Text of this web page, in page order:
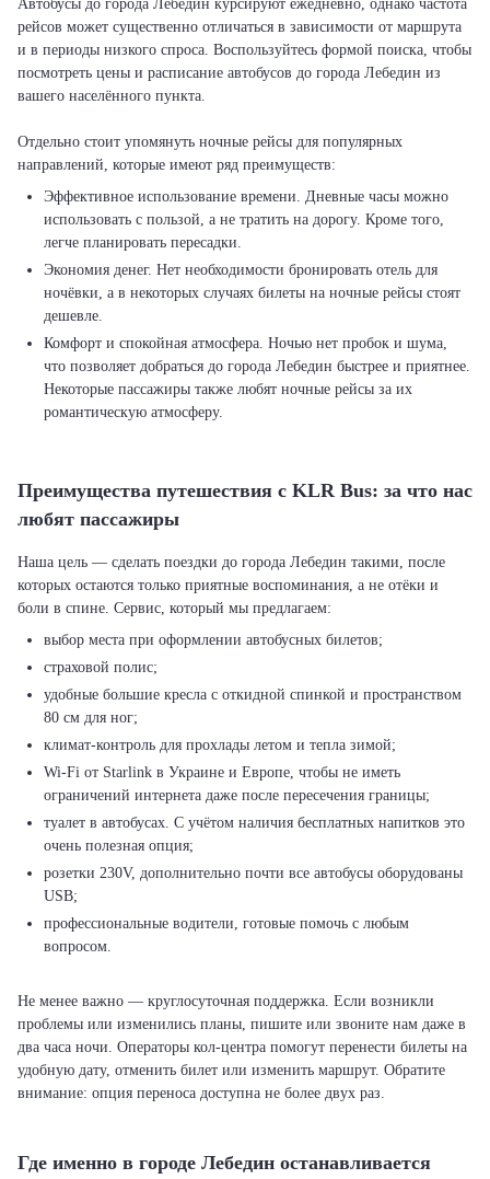
Автобусы до города Лебедин курсируют ежедневно, однако частота
рейсов может существенно отличаться в зависимости от маршрута
и в периоды низкого спроса. Воспользуйтесь формой поиска, чтобы
посмотреть цены и расписание автобусов до города Лебедин из
вашего населённого пункта.
Отдельно стоит упомянуть ночные рейсы для популярных
Эффективное использование времени. Дневные часы можно
использовать с пользой, а не тратить на дорогу. Кроме того,
легче планировать пересадки.
Экономия денег. Нет необходимости бронировать отель для
ночёвки, а в некоторых случаях билеты на ночные рейсы стоят
дешевле.
Комфорт и спокойная атмосфера. Ночью нет пробок и шума,
что позволяет добраться до города Лебедин быстрее и приятнее.
Некоторые пассажиры также любят ночные рейсы за их
романтическую атмосферу.
Преимущества путешествия с KLR Bus: за что нас
любят пассажиры
Наша цель — сделать поездки до города Лебедин такими, после
которых остаются только приятные воспоминания, а не отёки и
выбор места при оформлении автобусных билетов;
страховой полис;
удобные большие кресла с откидной спинкой и пространством
80 см для ног;
климат-контроль для прохлады летом и тепла зимой;
Wi-Fi от Starlink в Украине и Европе, чтобы не иметь
ограничений интернета даже после пересечения границы;
туалет в автобусах. С учётом наличия бесплатных напитков это
очень полезная опция;
розетки 230V, дополнительно почти все автобусы оборудованы
USB;
профессиональные водители, готовые помочь с любым
вопросом.
Не менее важно — круглосуточная поддержка. Если возникли
проблемы или изменились планы, пишите или звоните нам даже в
два часа ночи. Операторы кол-центра помогут перенести билеты на
удобную дату, отменить билет или изменить маршрут. Обратите
внимание: опция переноса доступна не более двух раз.
Где именно в городе Лебедин останавливается